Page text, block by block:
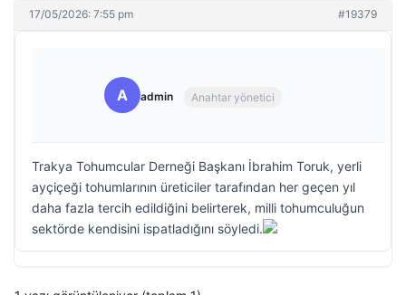
17/05/2026: 7:55 pm #19379
A admin Anahtar yönetici
Trakya Tohumcular Derneği Başkanı İbrahim Toruk, yerli
ayçiçeği tohumlarının üreticiler tarafından her geçen yıl
daha fazla tercih edildiğini belirterek, milli tohumculuğun
sektörde kendisini ispatladığını söyledi.